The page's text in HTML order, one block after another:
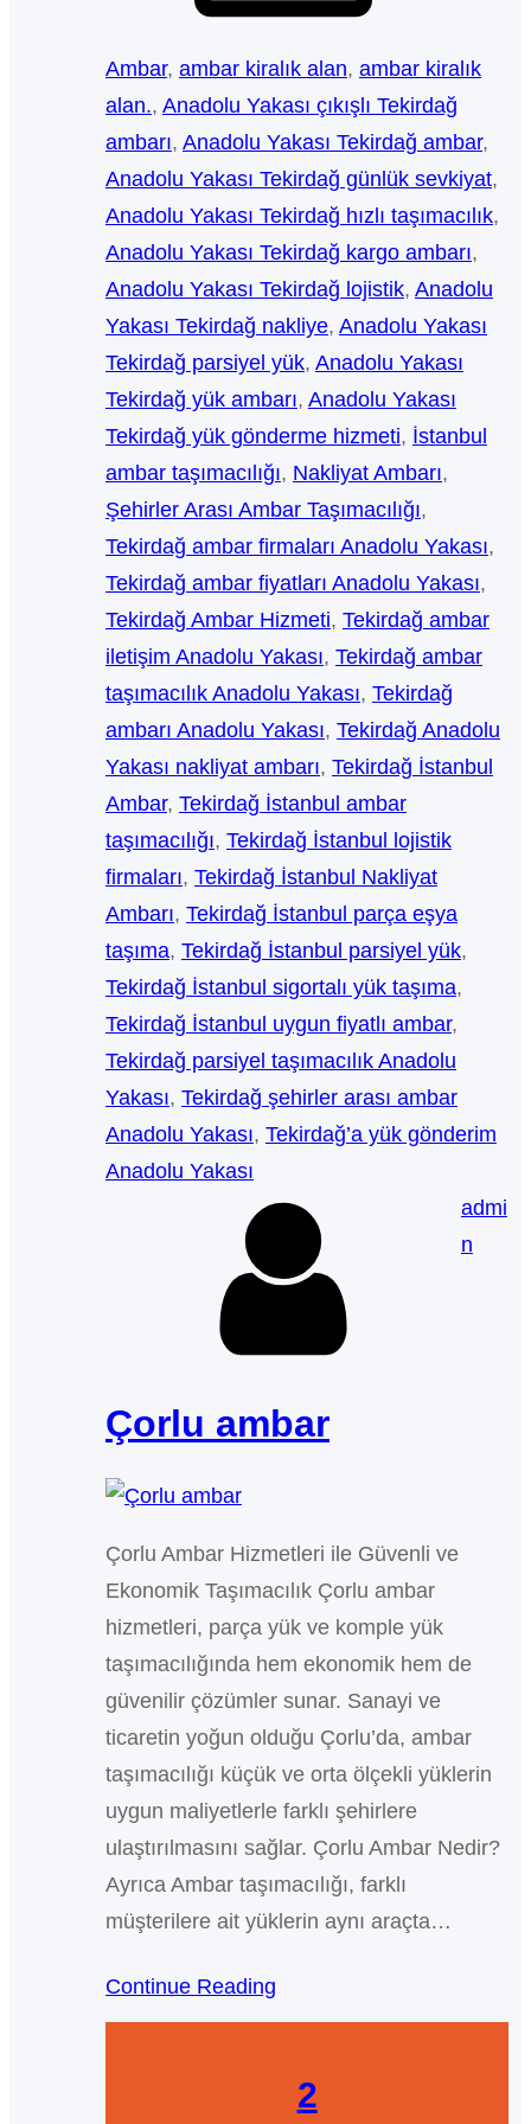
Ambar, ambar kiralık alan, ambar kiralık
alan., Anadolu Yakası çıkışlı Tekirdağ
ambarı, Anadolu Yakası Tekirdağ ambar
Anadolu Yakası Tekirdağ günlük sevkiyat
Anadolu Yakası Tekirdağ hızlı taşımacılık
Anadolu Yakası Tekirdağ kargo ambarı
Anadolu Yakası Tekirdağ lojistik, Anadolu
Yakası Tekirdağ nakliye, Anadolu Yakası
Tekirdağ parsiyel yük, Anadolu Yakası
Tekirdağ yük ambarı, Anadolu Yakası
Tekirdağ yük gönderme hizmeti, İstanbul
ambar taşımacılığı, Nakliyat Ambarı
Şehirler Arası Ambar Taşımacılığı
Tekirdağ ambar firmaları Anadolu Yakası
Tekirdağ ambar fiyatları Anadolu Yakası
Tekirdağ Ambar Hizmeti, Tekirdağ ambar
iletişim Anadolu Yakası, Tekirdağ ambar
taşımacılık Anadolu Yakası, Tekirdağ
ambarı Anadolu Yakası, Tekirdağ Anadolu
Yakası nakliyat ambarı, Tekirdağ İstanbul
Ambar, Tekirdağ İstanbul ambar
taşımacılığı, Tekirdağ İstanbul lojistik
firmaları, Tekirdağ İstanbul Nakliyat
Ambarı, Tekirdağ İstanbul parça eşya
taşıma, Tekirdağ İstanbul parsiyel yük
Tekirdağ İstanbul sigortalı yük taşıma
Tekirdağ İstanbul uygun fiyatlı ambar
Tekirdağ parsiyel taşımacılık Anadolu
Yakası, Tekirdağ şehirler arası ambar
Anadolu Yakası, Tekirdağ’a yük gönderim
Anadolu Yakası
admi
n
Çorlu ambar
Çorlu Ambar Hizmetleri ile Güvenli ve
Ekonomik Taşımacılık Çorlu ambar
hizmetleri, parça yük ve komple yük
taşımacılığında hem ekonomik hem de
güvenilir çözümler sunar. Sanayi ve
ticaretin yoğun olduğu Çorlu’da, ambar
taşımacılığı küçük ve orta ölçekli yüklerin
uygun maliyetlerle farklı şehirlere
ulaştırılmasını sağlar. Çorlu Ambar Nedir?
Ayrıca Ambar taşımacılığı, farklı
müşterilere ait yüklerin aynı araçta…
Continue Reading
2